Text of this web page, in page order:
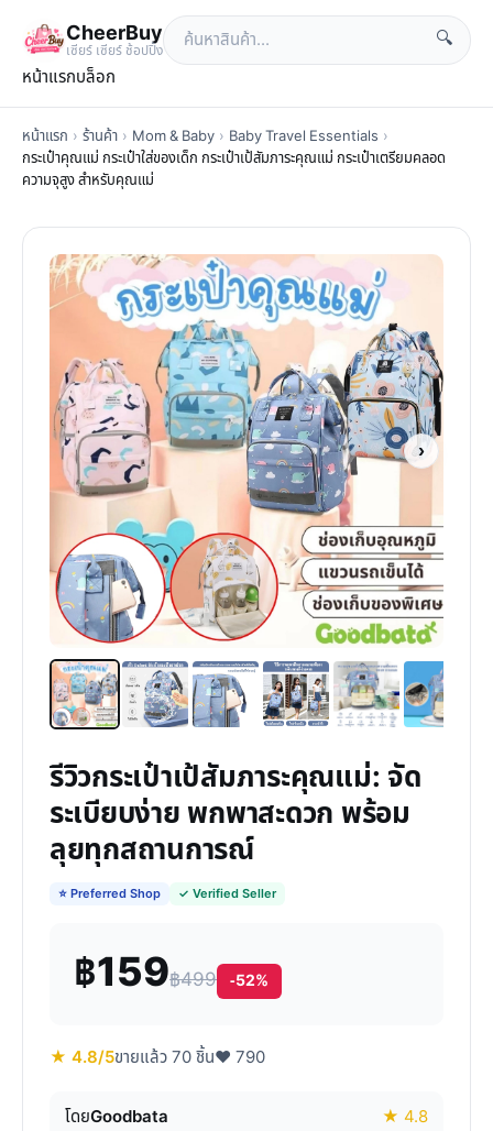
CheerBuy
เซียร์ เซียร์ ช้อปปิ้ง
🔍
หน้าแรกบล็อก
หน้าแรก › ร้านค้า › Mom & Baby › Baby Travel Essentials ›
กระเป๋าคุณแม่ กระเป๋าใส่ของเด็ก กระเป๋าเป้สัมภาระคุณแม่ กระเป๋าเตรียมคลอด
ความจุสูง สําหรับคุณแม่
›
รีวิวกระเป๋าเป้สัมภาระคุณแม่: จัด
ระเบียบง่าย พกพาสะดวก พร้อม
ลุยทุกสถานการณ์
⭐ Preferred Shop ✓ Verified Seller
฿159฿499 -52%
★ 4.8/5ขายแล้ว 70 ชิ้น♥ 790
โดยGoodbata ★ 4.8